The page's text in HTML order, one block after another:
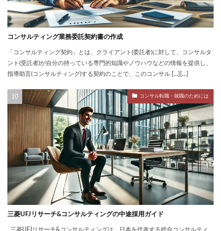
コンサルティング業務委託契約書の作成
「コンサルティング契約」とは、クライアント(委託者)に対して、コンサルタ
ント(受託者)が自分の持っている専門的知識やノウハウなどの情報を提供し、
指導助言(コンサルティング)する契約のことで、このコンサル […][…]
コンサル転職・就職のためには
三菱UFJリサーチ&コンサルティングの中途採用ガイド
三菱UFJリサーチ&コンサルティングは、日本を代表する総合コンサルティ